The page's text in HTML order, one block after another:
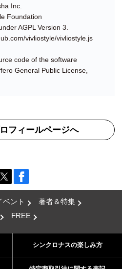
Inc.
Foundation
AGPL Version 3.
vivliostyle/vivliostyle.js
code of the software
General Public License,
フィールページへ
ベント
著者＆特集
FREE
シンクロナスの楽しみ方